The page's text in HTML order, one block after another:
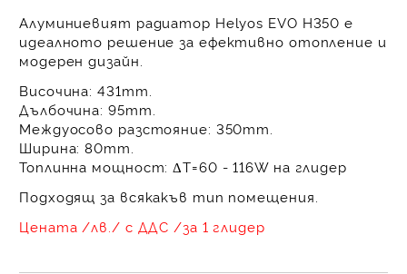
Алуминиевият радиатор Helyos EVO Н350 е
идеалното решение за ефективно отопление и
модерен дизайн.
Височина: 431mm.
Дълбочина: 95mm.
Междуосово разстояние: 350mm.
Ширина: 80mm.
Топлинна мощност: ΔT=60 - 116W на глидер
Подходящ за всякакъв тип помещения.
Цената /лв./ с ДДС /за 1 глидер
равни месечни вноски
За покупки на
/ €1022.61